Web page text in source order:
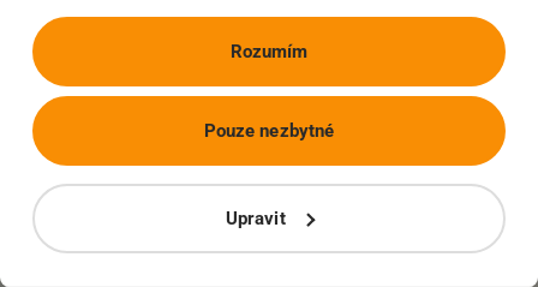
Rozumím
Upravit
Pouze nezbytné